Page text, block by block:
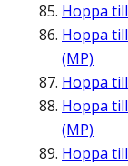
Hoppa till
Hoppa till
(MP)
Hoppa till
Hoppa till
(MP)
Hoppa till